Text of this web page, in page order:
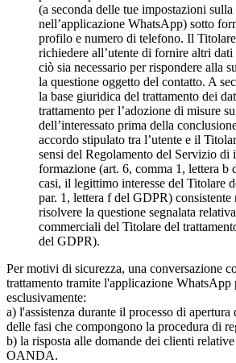
(a seconda delle tue impostazioni
nell’applicazione WhatsApp) sotto
profilo e numero di telefono. Il
richiedere all’utente di fornire altri
ciò sia necessario per rispondere alla
la questione oggetto del contatto. A
la base giuridica del trattamento dei
trattamento per l’adozione di misure
dell’interessato prima della
accordo stipulato tra l’utente e il
sensi del Regolamento del Servizio di
formazione (art. 6, comma 1, lettera b
casi, il legittimo interesse del Titolare
par. 1, lettera f del GDPR) consistente
risolvere la questione segnalata
commerciali del Titolare del
del GDPR).
Per motivi di sicurezza, una conversazione
trattamento tramite l'applicazione WhatsApp
esclusivamente:
a) l'assistenza durante il processo di
delle fasi che compongono la procedura di
b) la risposta alle domande dei clienti
OANDA.